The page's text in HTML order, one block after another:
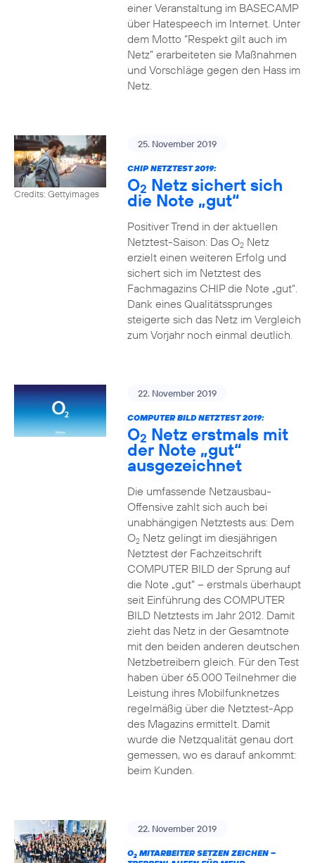
einer Veranstaltung im BASECAMP
über Hatespeech im Internet. Unter
dem Motto “Respekt gilt auch im
Netz” erarbeiteten sie Maßnahmen
und Vorschläge gegen den Hass im
Netz.
Credits: Gettyimages
25. November 2019
CHIP NETZTEST 2019:
O2 Netz sichert sich
die Note „gut“
Positiver Trend in der aktuellen
Netztest-Saison: Das O2Netz
erzielt einen weiteren Erfolg und
sichert sich im Netztest des
Fachmagazins CHIP die Note „gut“.
Dank eines Qualitätssprunges
steigerte sich das Netz im Vergleich
zum Vorjahr noch einmal deutlich.
22. November 2019
COMPUTER BILD NETZTEST 2019:
O2 Netz erstmals mit
der Note „gut“
ausgezeichnet
Die umfassende Netzausbau-
Offensive zahlt sich auch bei
unabhängigen Netztests aus: Dem
O2Netz gelingt im diesjährigen
Netztest der Fachzeitschrift
COMPUTER BILD der Sprung auf
die Note „gut“ – erstmals überhaupt
seit Einführung des COMPUTER
BILD Netztests im Jahr 2012. Damit
zieht das Netz in der Gesamtnote
mit den beiden anderen deutschen
Netzbetreibern gleich. Für den Test
haben über 65.000 Teilnehmer die
Leistung ihres Mobilfunknetzes
regelmäßig über die Netztest-App
des Magazins ermittelt. Damit
wurde die Netzqualität genau dort
gemessen, wo es darauf ankommt:
beim Kunden.
22. November 2019
O2MITARBEITER SETZEN ZEICHEN –